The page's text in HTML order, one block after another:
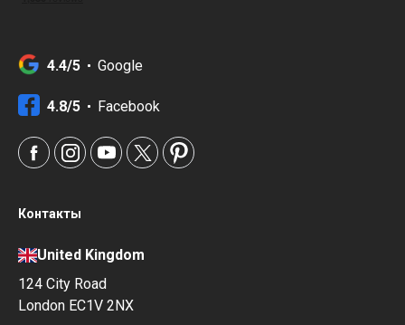
4.4/5 Google
4.8/5 Facebook
Контакты
United Kingdom
124 City Road
London EC1V 2NX